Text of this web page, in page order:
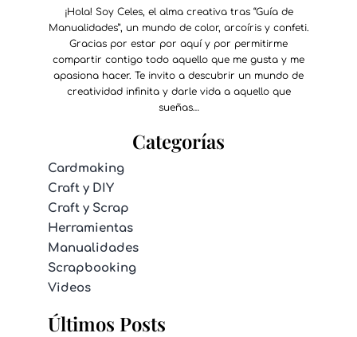
¡Hola! Soy Celes, el alma creativa tras “Guía de
Manualidades”, un mundo de color, arcoíris y confeti.
Gracias por estar por aquí y por permitirme
compartir contigo todo aquello que me gusta y me
apasiona hacer. Te invito a descubrir un mundo de
creatividad infinita y darle vida a aquello que
sueñas…
Categorías
Cardmaking
Craft y DIY
Craft y Scrap
Herramientas
Manualidades
Scrapbooking
Videos
Últimos Posts